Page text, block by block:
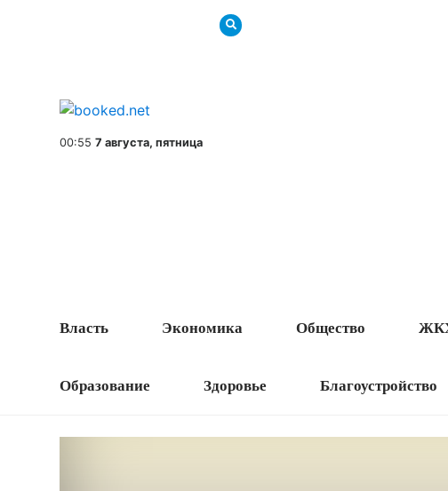
00:55 7 августа, пятница
Власть Экономика Общество
Образование Здоровье Благоустройство